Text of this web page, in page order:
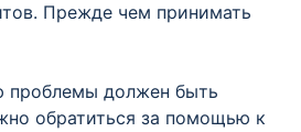
Прежде чем принимать
проблемы должен быть
обратиться за помощью к